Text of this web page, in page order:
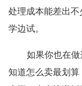
处理成本能差出
学边试。
如果你也在
知道怎么卖最划